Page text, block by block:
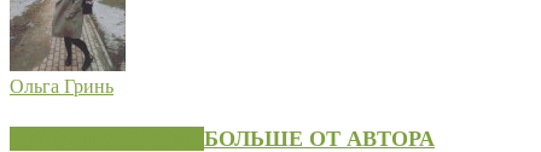
Ольга Гринь
БОЛЬШЕ ОТ АВТОРА